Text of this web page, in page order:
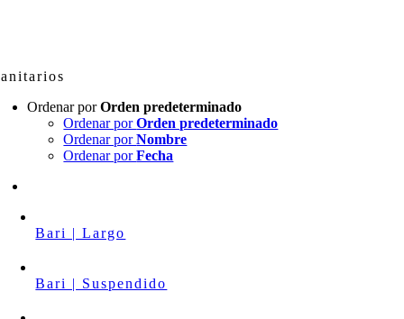
Ordenar porOrden predeterminado
Ordenar porOrden predeterminado
Ordenar porNombre
Ordenar porFecha
Bari | Largo
Bari | Suspendido